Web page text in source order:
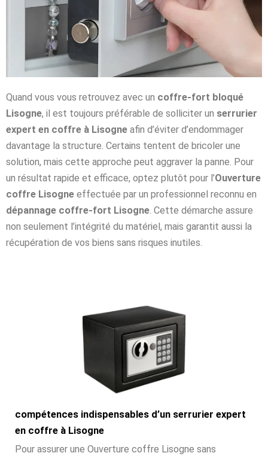
Quand vous vous retrouvez avec un coffre-fort bloqué
Lisogne, il est toujours préférable de solliciter un serrurier
expert en coffre à Lisogne afin d’éviter d’endommager
davantage la structure. Certains tentent de bricoler une
solution, mais cette approche peut aggraver la panne. Pour
un résultat rapide et efficace, optez plutôt pour l’Ouverture
coffre Lisogne effectuée par un professionnel reconnu en
dépannage coffre-fort Lisogne. Cette démarche assure
non seulement l’intégrité du matériel, mais garantit aussi la
récupération de vos biens sans risques inutiles.
compétences indispensables d’un serrurier expert
en coffre à Lisogne
Pour assurer une Ouverture coffre Lisogne sans